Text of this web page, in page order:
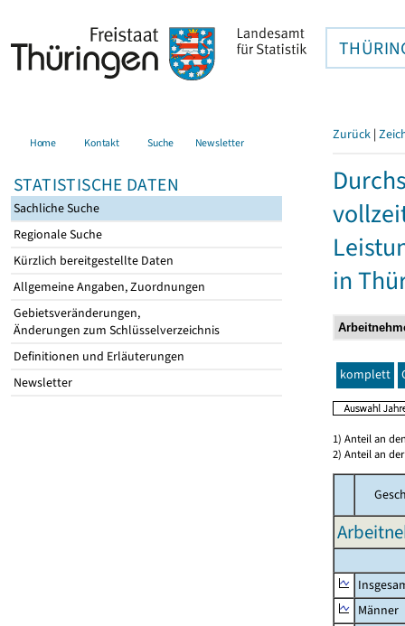
Home Kontakt Suche Newsletter
STATISTISCHE DATEN
Sachliche Suche
Regionale Suche
Kürzlich bereitgestellte Daten
Allgemeine Angaben, Zuordnungen
Gebietsveränderungen,
Änderungen zum Schlüsselverzeichnis
Definitionen und Erläuterungen
Newsletter
Zurück |
in
komplett
1) Anteil an
2) Anteil an
Männer